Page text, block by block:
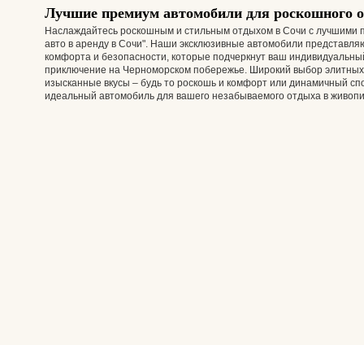
Лучшие премиум автомобили для роскошного
Наслаждайтесь роскошным и стильным отдыхом в Сочи с
авто в аренду в Сочи". Наши эксклюзивные автомобили
комфорта и безопасности, которые подчеркнут ваш
приключение на Черноморском побережье. Широкий выбор
изысканные вкусы – будь то роскошь и комфорт или динамичный
идеальный автомобиль для вашего незабываемого отдыха в